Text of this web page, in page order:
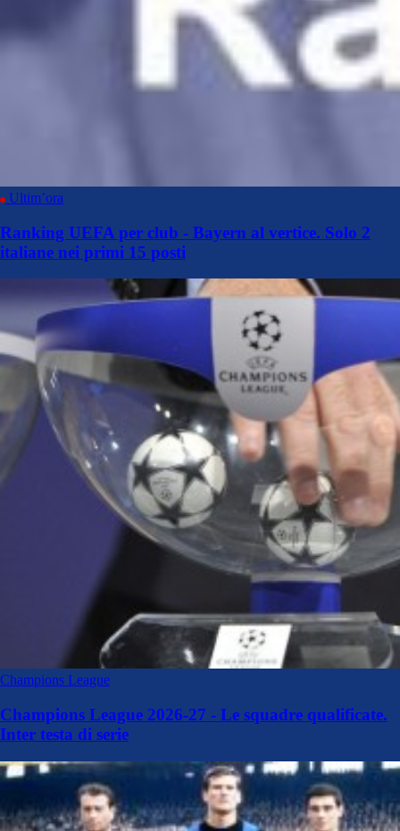
Ultim’ora
Ranking UEFA per club - Bayern al vertice. Solo 2
italiane nei primi 15 posti
Champions League
Champions League 2026-27 - Le squadre qualificate.
Inter testa di serie